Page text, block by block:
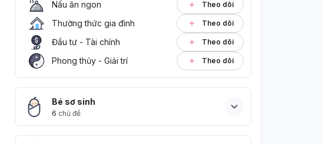
Nấu ăn ngon Theo dõi
Thường thức gia đình Theo dõi
Đầu tư - Tài chính Theo dõi
Phong thủy - Giải trí Theo dõi
Bé sơ sinh
6 chủ đề